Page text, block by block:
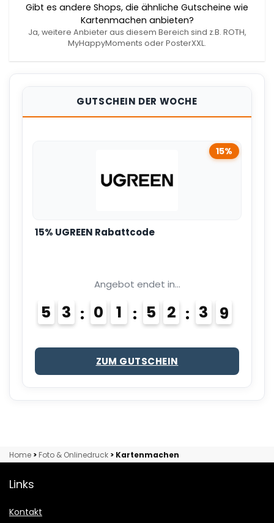
Gibt es andere Shops, die ähnliche Gutscheine wie
Kartenmachen anbieten?
Ja, weitere Anbieter aus diesem Bereich sind z.B. ROTH,
MyHappyMoments oder PosterXXL.
GUTSCHEIN DER WOCHE
15%
15% UGREEN Rabattcode
Angebot endet in...
5 3 0 1 5 2 3 8
ZUM GUTSCHEIN
Home > Foto & Onlinedruck > Kartenmachen
Links
Kontakt